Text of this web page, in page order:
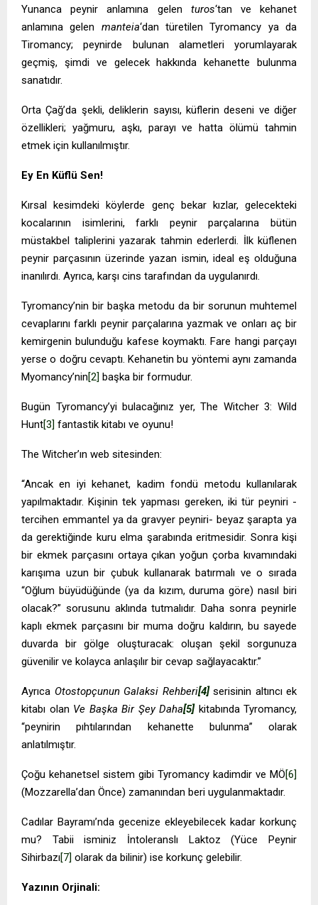
Yunanca peynir anlamına gelen turos‘tan ve kehanet
anlamına gelen manteia‘dan türetilen Tyromancy ya da
Tiromancy; peynirde bulunan alametleri yorumlayarak
geçmiş, şimdi ve gelecek hakkında kehanette bulunma
sanatıdır.
Orta Çağ’da şekli, deliklerin sayısı, küflerin deseni ve diğer
özellikleri; yağmuru, aşkı, parayı ve hatta ölümü tahmin
etmek için kullanılmıştır.
Ey En Küflü Sen!
Kırsal kesimdeki köylerde genç bekar kızlar, gelecekteki
kocalarının isimlerini, farklı peynir parçalarına bütün
müstakbel taliplerini yazarak tahmin ederlerdi. İlk küflenen
peynir parçasının üzerinde yazan ismin, ideal eş olduğuna
inanılırdı. Ayrıca, karşı cins tarafından da uygulanırdı.
Tyromancy’nin bir başka metodu da bir sorunun muhtemel
cevaplarını farklı peynir parçalarına yazmak ve onları aç bir
kemirgenin bulunduğu kafese koymaktı. Fare hangi parçayı
yerse o doğru cevaptı. Kehanetin bu yöntemi aynı zamanda
Myomancy’nin[2] başka bir formudur.
Bugün Tyromancy’yi bulacağınız yer, The Witcher 3: Wild
Hunt[3] fantastik kitabı ve oyunu!
The Witcher’ın web sitesinden:
“Ancak en iyi kehanet, kadim fondü metodu kullanılarak
yapılmaktadır. Kişinin tek yapması gereken, iki tür peyniri -
tercihen emmantel ya da gravyer peyniri- beyaz şarapta ya
da gerektiğinde kuru elma şarabında eritmesidir. Sonra kişi
bir ekmek parçasını ortaya çıkan yoğun çorba kıvamındaki
karışıma uzun bir çubuk kullanarak batırmalı ve o sırada
“Oğlum büyüdüğünde (ya da kızım, duruma göre) nasıl biri
olacak?” sorusunu aklında tutmalıdır. Daha sonra peynirle
kaplı ekmek parçasını bir muma doğru kaldırın, bu sayede
duvarda bir gölge oluşturacak: oluşan şekil sorgunuza
güvenilir ve kolayca anlaşılır bir cevap sağlayacaktır.”
Ayrıca Otostopçunun Galaksi Rehberi[4]serisinin altıncı ek
kitabı olan Ve Başka Bir Şey Daha[5]kitabında Tyromancy,
“peynirin pıhtılarından kehanette bulunma” olarak
anlatılmıştır.
Çoğu kehanetsel sistem gibi Tyromancy kadimdir ve MÖ[6]
(Mozzarella’dan Önce) zamanından beri uygulanmaktadır.
Cadılar Bayramı’nda gecenize ekleyebilecek kadar korkunç
mu? Tabii isminiz İntoleranslı Laktoz (Yüce Peynir
Sihirbazı[7] olarak da bilinir) ise korkunç gelebilir.
Yazının Orjinali: